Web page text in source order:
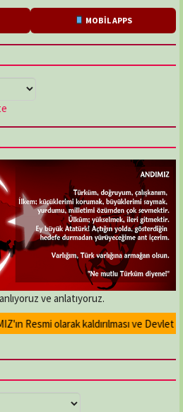
MOBİL APPS
ve anlatıyoruz.
Resmi olarak kaldırılması ve Devlet